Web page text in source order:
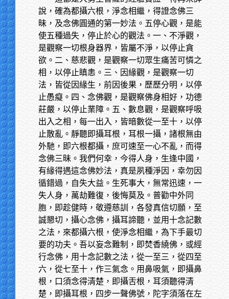
說，確為都攝六根，淨念相繼，得證念佛三
昧，及念佛圓通的第一妙法。五停心觀，是能
使五種過失，停止於心的觀法。一、不淨觀，
是觀察一切根身器界，皆屬不淨，以停止貪
欲。二、慈悲觀，是觀察一切眾生痛苦可憐之
相，以停止瞋恚。三、因緣觀，是觀察一切
法，皆從因緣生，前因後果，歷歷分明，以停
止愚癡。四、念佛觀，是觀察佛身相好，功德
莊嚴，以停止業障。五、數息觀，是觀察呼吸
出入之相，每一出入，皆暗數從一至十，以停
止散亂。靜聽即攝耳根，耳根一攝，諸根無由
外馳，即六根都攝，庶可速至一心不亂，而得
念佛三昧。我們何幸，今得人身，生逢中國，
有緣得遇這念佛妙法，真是夙種淨因，幸勿因
循錯過，自失大益。生死事大，無常迅速，一
失人身，萬劫難復，後悔莫及。普勸中外同
胞，即趁健時，敬遵慈訓，各發真信切願，至
誠懇切，攝心念佛，攝耳諦聽，並用十念記數
之法，來都攝六根，使淨念相繼，為下手最切
要的功夫。吾以妄念難制，即焚香繞佛，或經
行念佛，用十念記數之法，從一至三，從四至
六，從七至十，作三氣念。用鼻吸氣，即攝鼻
根，口須念得清楚，即攝舌根，耳須聽得清
楚，即攝耳根，四步一聲佛號，陀字須落在左